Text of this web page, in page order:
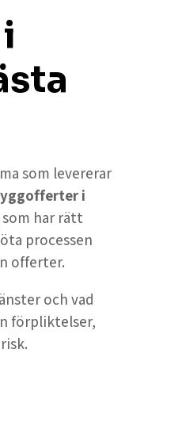
som levererar
i
har rätt
processen
offerter.
och vad
förpliktelser,